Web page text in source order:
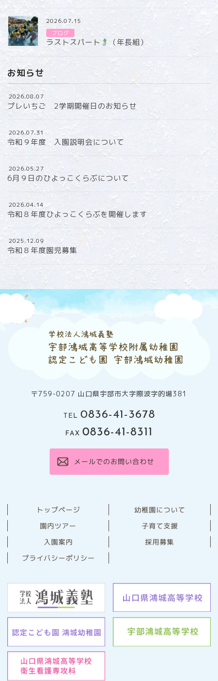
2026.07.15
ブログ
ラストスパート （年長組）
お知らせ
2026.08.07
プレいちご 2学期開催日のお知らせ
2026.07.31
令和９年度 入園説明会について
2026.05.27
6月９日のひよっこくらぶについて
2026.04.14
令和８年度ひよっこくらぶを開催します
2025.12.09
令和８年度園児募集
〒759-0207 山口県宇部市大字際波字的場381
TEL 0836-41-3678
FAX 0836-41-8311
メールでのお問い合わせ
トップページ 幼稚園について
園内ツアー 子育て支援
⼊園案内 採用募集
プライバシーポリシー